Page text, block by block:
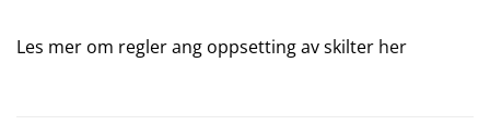
Les mer om regler ang oppsetting av skilter her